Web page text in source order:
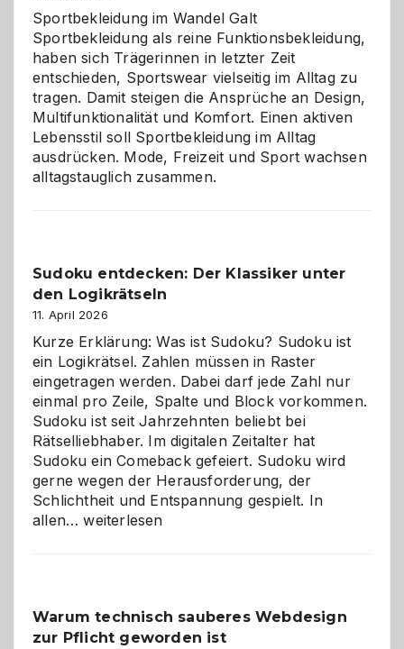
Chaos
Sportbekleidung im Wandel Galt
Sportbekleidung als reine Funktionsbekleidung,
haben sich Trägerinnen in letzter Zeit
entschieden, Sportswear vielseitig im Alltag zu
tragen. Damit steigen die Ansprüche an Design,
Multifunktionalität und Komfort. Einen aktiven
Lebensstil soll Sportbekleidung im Alltag
ausdrücken. Mode, Freizeit und Sport wachsen
alltagstauglich zusammen.
Sudoku entdecken: Der Klassiker unter
den Logikrätseln
11. April 2026
Kurze Erklärung: Was ist Sudoku? Sudoku ist
ein Logikrätsel. Zahlen müssen in Raster
eingetragen werden. Dabei darf jede Zahl nur
einmal pro Zeile, Spalte und Block vorkommen.
Sudoku ist seit Jahrzehnten beliebt bei
Rätselliebhaber. Im digitalen Zeitalter hat
Sudoku ein Comeback gefeiert. Sudoku wird
gerne wegen der Herausforderung, der
Schlichtheit und Entspannung gespielt. In
allen…Sudoku
den
Logikrätseln
weiterlesen
Warum technisch sauberes Webdesign
zur Pflicht geworden ist